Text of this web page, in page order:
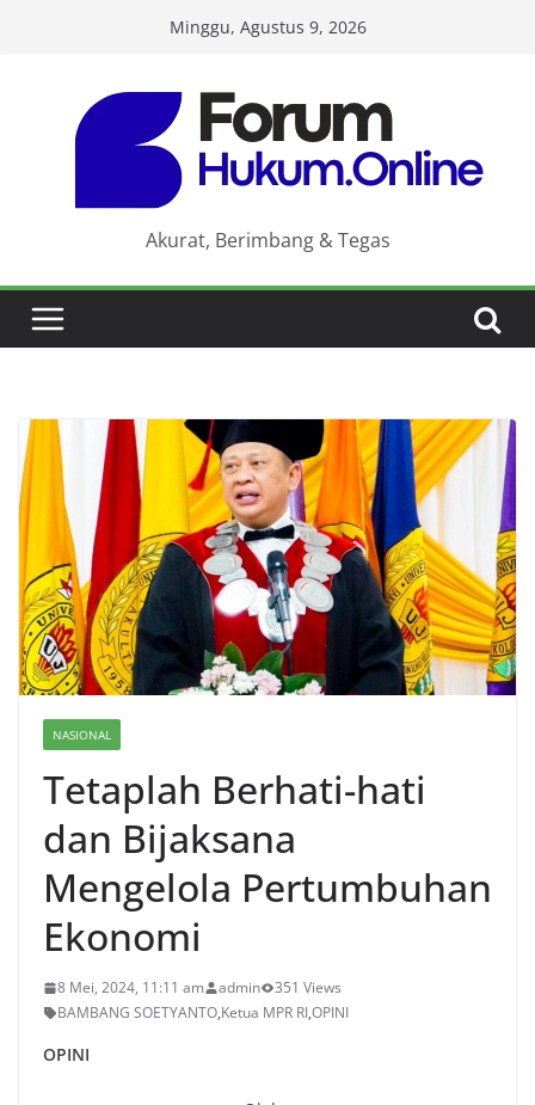
Minggu, Agustus 9, 2026
Akurat, Berimbang & Tegas
NASIONAL
Tetaplah Berhati-hati
dan Bijaksana
Mengelola Pertumbuhan
Ekonomi
8 Mei, 2024, 11:11 am admin
351 Views
BAMBANG SOETYANTO,Ketua MPR RI,OPINI
OPINI